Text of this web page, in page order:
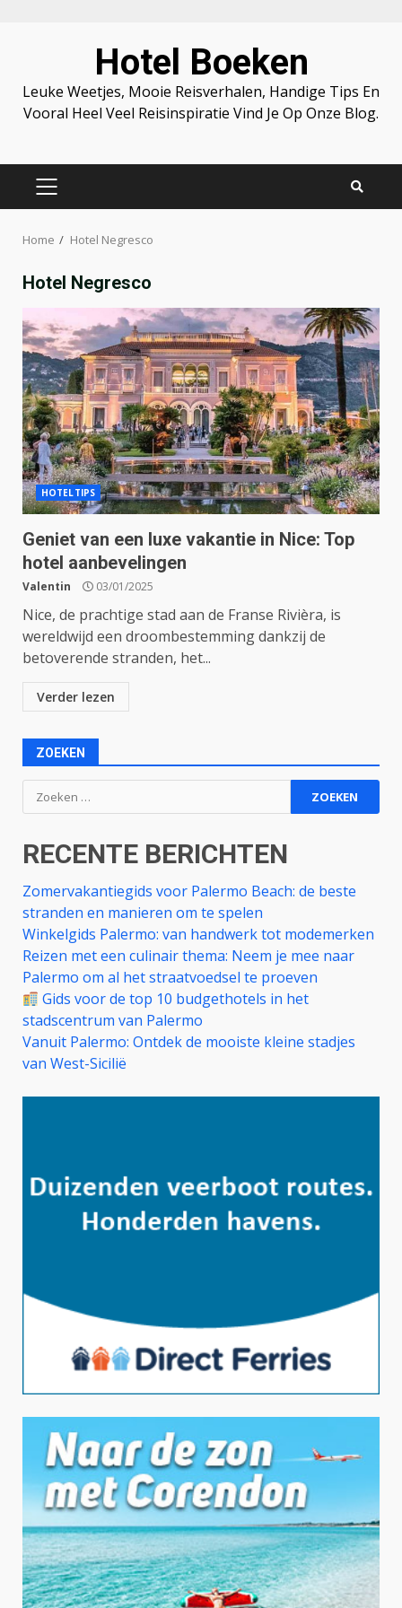
Hotel Boeken
Leuke Weetjes, Mooie Reisverhalen, Handige Tips En
Vooral Heel Veel Reisinspiratie Vind Je Op Onze Blog.
PRIMARY
Home Hotel Negresco
Hotel Negresco
HOTELTIPS
Geniet van een luxe vakantie in Nice: Top
hotel aanbevelingen
Valentin 03/01/2025
Nice, de prachtige stad aan de Franse Rivièra, is
wereldwijd een droombestemming dankzij de
betoverende stranden, het...
Verder lezen
ZOEKEN
Zoeken
naar:
RECENTE BERICHTEN
Zomervakantiegids voor Palermo Beach: de beste
stranden en manieren om te spelen
Winkelgids Palermo: van handwerk tot modemerken
Reizen met een culinair thema: Neem je mee naar
Palermo om al het straatvoedsel te proeven
Gids voor de top 10 budgethotels in het
stadscentrum van Palermo
Vanuit Palermo: Ontdek de mooiste kleine stadjes
van West-Sicilië